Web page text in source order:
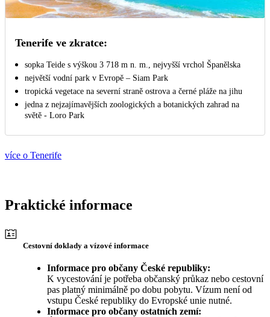
Tenerife ve zkratce:
sopka Teide s výškou 3 718 m n. m., nejvyšší vrchol Španělska
největší vodní park v Evropě – Siam Park
tropická vegetace na severní straně ostrova a černé pláže na jihu
jedna z nejzajímavějších zoologických a botanických zahrad na
světě - Loro Park
více o Tenerife
Praktické informace
Cestovní doklady a vízové informace
Informace pro občany České republiky:
K vycestování je potřeba občanský průkaz nebo cestovní
pas platný minimálně po dobu pobytu. Vízum není od
vstupu České republiky do Evropské unie nutné.
Informace pro občany ostatních zemí: